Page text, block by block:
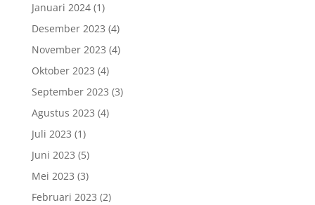
Januari 2024(1)
Desember 2023 (4)
November 2023 (4)
Oktober 2023 (4)
September 2023 (3)
Agustus 2023 (4)
Juli 2023 (1)
Juni 2023 (5)
Mei 2023 (3)
Februari 2023 (2)